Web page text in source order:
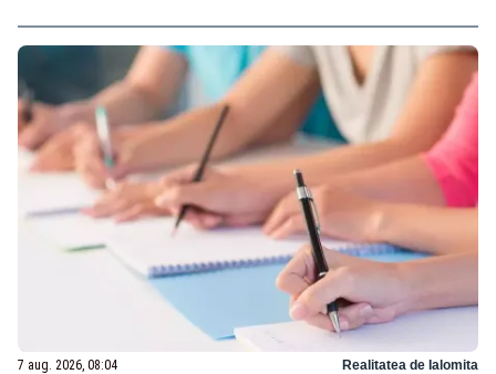
7 aug. 2026, 08:04 Realitatea de Ialomita